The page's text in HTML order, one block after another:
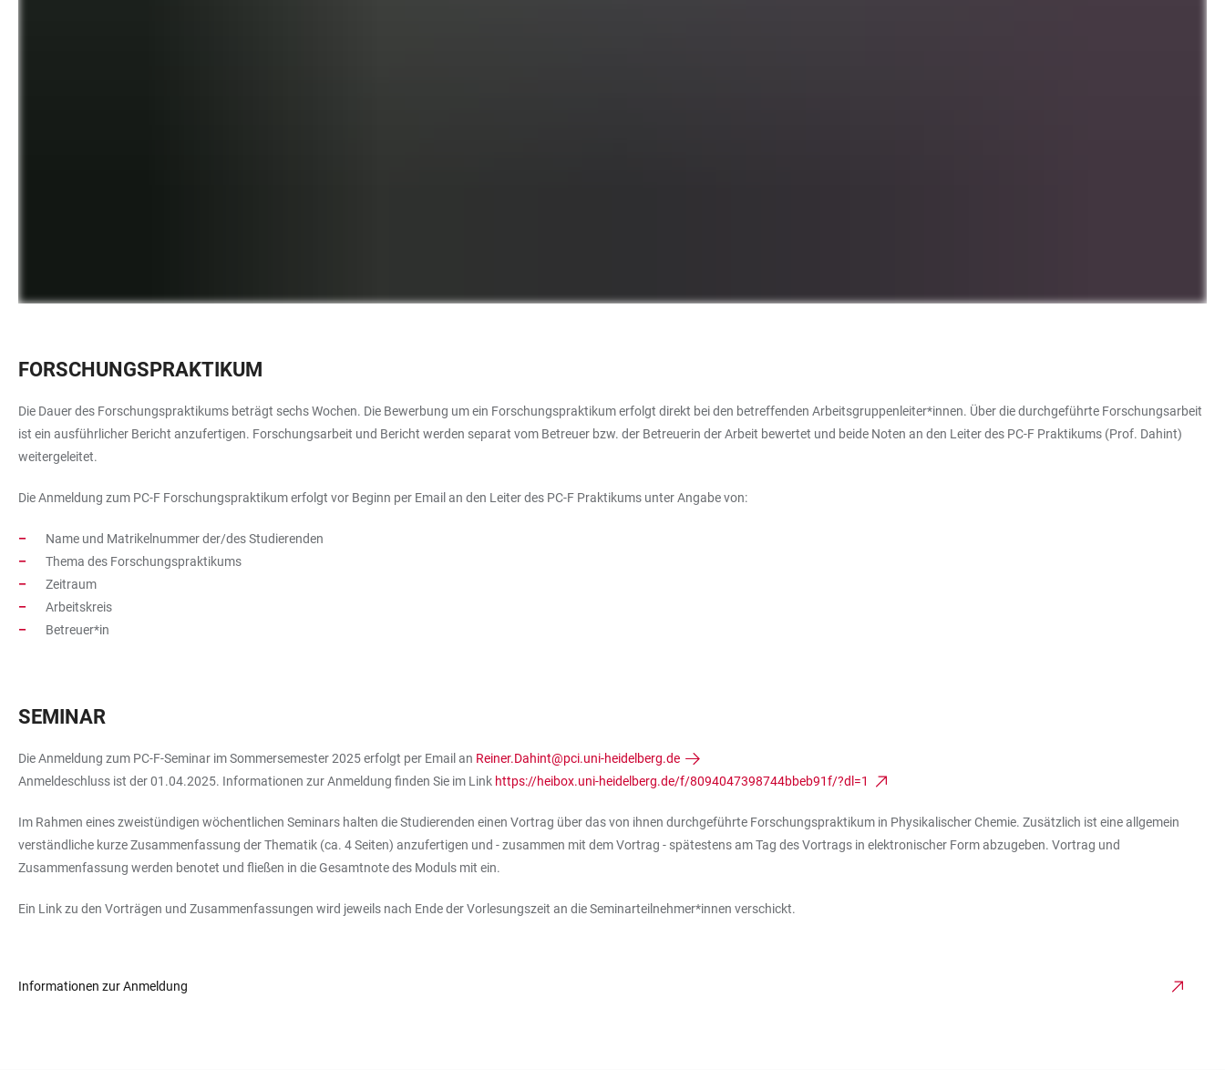
FORSCHUNGSPRAKTIKUM
Die Dauer des Forschungspraktikums beträgt sechs Wochen. Die Bewerbung um ein Forschungspraktikum erfolgt direkt bei den betreffenden Arbeitsgruppenleiter*innen. Über die durchgeführte Forschungsarbeit
ist ein ausführlicher Bericht anzufertigen. Forschungsarbeit und Bericht werden separat vom Betreuer bzw. der Betreuerin der Arbeit bewertet und beide Noten an den Leiter des PC-F Praktikums (Prof. Dahint)
weitergeleitet.
Die Anmeldung zum PC-F Forschungspraktikum erfolgt vor Beginn per Email an den Leiter des PC-F Praktikums unter Angabe von:
Name und Matrikelnummer der/des Studierenden
Thema des Forschungspraktikums
Zeitraum
Arbeitskreis
Betreuer*in
SEMINAR
Die Anmeldung zum PC-F-Seminar im Sommersemester 2025 erfolgt per Email an Reiner.Dahint@pci.uni-heidelberg.de
Anmeldeschluss ist der 01.04.2025. Informationen zur Anmeldung finden Sie im Link https://heibox.uni-heidelberg.de/f/8094047398744bbeb91f/?dl=1
Im Rahmen eines zweistündigen wöchentlichen Seminars halten die Studierenden einen Vortrag über das von ihnen durchgeführte Forschungspraktikum in Physikalischer Chemie. Zusätzlich ist eine allgemein
verständliche kurze Zusammenfassung der Thematik (ca. 4 Seiten) anzufertigen und - zusammen mit dem Vortrag - spätestens am Tag des Vortrags in elektronischer Form abzugeben. Vortrag und
Zusammenfassung werden benotet und fließen in die Gesamtnote des Moduls mit ein.
Ein Link zu den Vorträgen und Zusammenfassungen wird jeweils nach Ende der Vorlesungszeit an die Seminarteilnehmer*innen verschickt.
Informationen zur Anmeldung